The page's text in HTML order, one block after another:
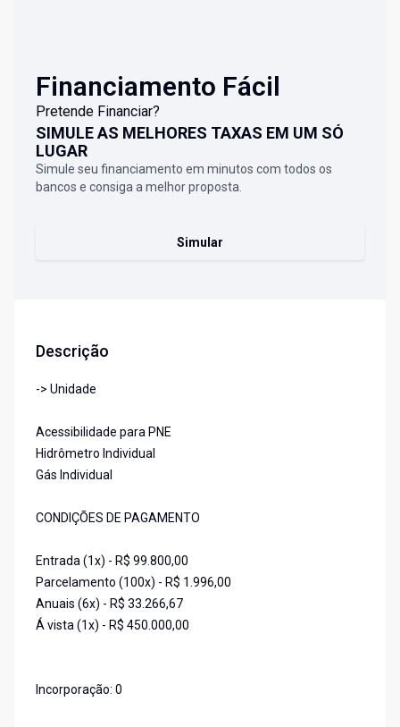
Financiamento Fácil
Pretende Financiar?
SIMULE AS MELHORES TAXAS EM UM SÓ
LUGAR
Simule seu financiamento em minutos com todos os
bancos e consiga a melhor proposta.
Simular
Descrição
-> Unidade
Acessibilidade para PNE
Hidrômetro Individual
Gás Individual
CONDIÇÕES DE PAGAMENTO
Entrada (1x) - R$ 99.800,00
Parcelamento (100x) - R$ 1.996,00
Anuais (6x) - R$ 33.266,67
Á vista (1x) - R$ 450.000,00
Incorporação: 0